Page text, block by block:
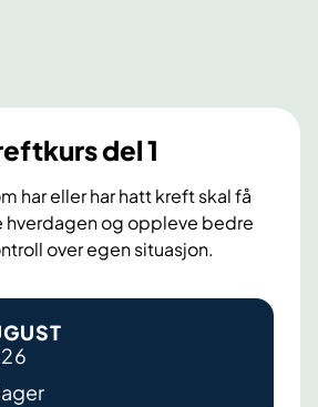
e
d
s
i
d
s
d
s
d
del 1
har eller har hatt kreft skal få
hverdagen og oppleve bedre
over egen situasjon.